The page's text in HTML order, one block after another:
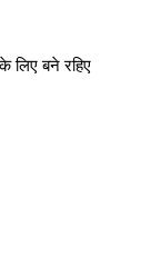
लिए बने रहिए